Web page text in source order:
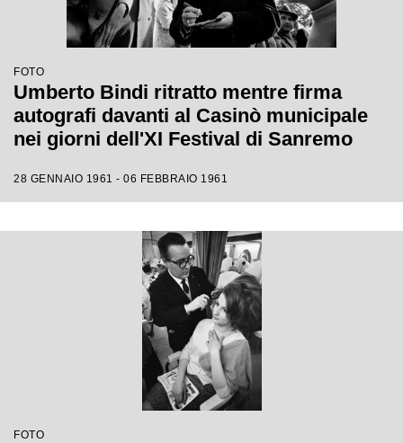
FOTO
Umberto Bindi ritratto mentre firma
autografi davanti al Casinò municipale
nei giorni dell'XI Festival di Sanremo
28 GENNAIO 1961 - 06 FEBBRAIO 1961
FOTO